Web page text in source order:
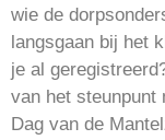
wie de
langsgaan bij het
je al
van het steunpunt
Dag van de